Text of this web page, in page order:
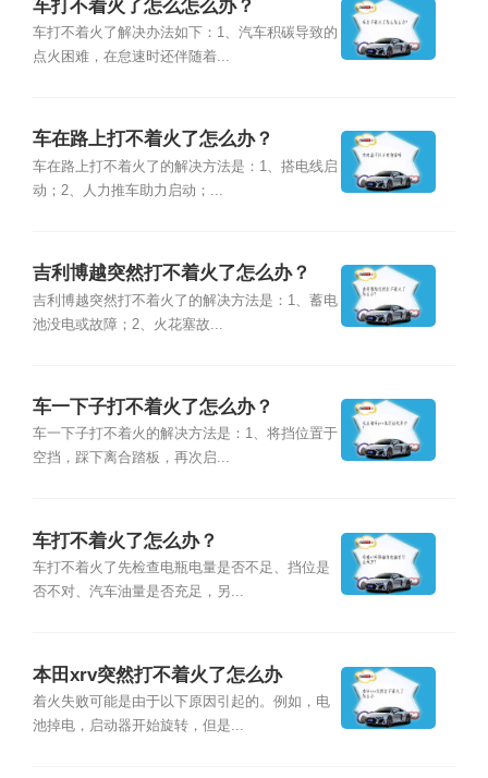
车打不着火了怎么怎么办？
车打不着火了解决办法如下：1、汽车积碳导致的
点火困难，在怠速时还伴随着...
车在路上打不着火了怎么办？
车在路上打不着火了的解决方法是：1、搭电线启
动；2、人力推车助力启动；...
吉利博越突然打不着火了怎么办？
吉利博越突然打不着火了的解决方法是：1、蓄电
池没电或故障；2、火花塞故...
车一下子打不着火了怎么办？
车一下子打不着火的解决方法是：1、将挡位置于
空挡，踩下离合踏板，再次启...
车打不着火了怎么办？
车打不着火了先检查电瓶电量是否不足、挡位是
否不对、汽车油量是否充足，另...
本田xrv突然打不着火了怎么办
着火失败可能是由于以下原因引起的。例如，电
池掉电，启动器开始旋转，但是...